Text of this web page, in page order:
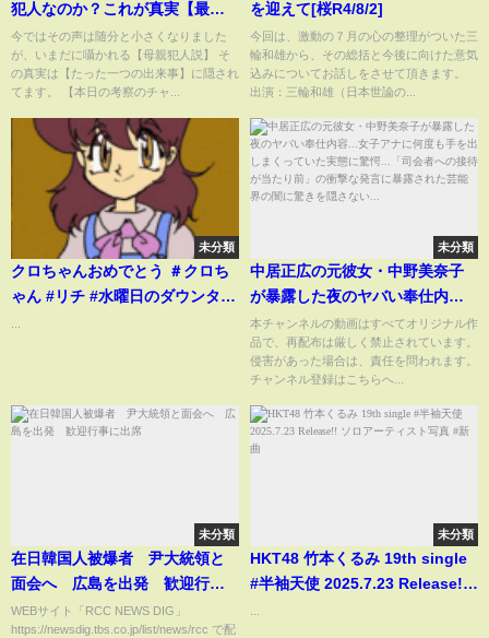
犯人なのか？これが真実【最終
結論】山梨県道志村キャンプ場
女児失踪事件・未解決
今ではその声は随分と小さくなりました
が、いまだに囁かれる【母親犯人説】 そ
の真実は【たった一つの出来事】に隠され
てます。 【本日の考察のチャ...
を迎えて[桜R4/8/2]
今回は、激動の７月の心の整理がついた三
輪和雄から、その総括と今後に向けた意気
込みについてお話しをさせて頂きます。
出演：三輪和雄（日本世論の...
未分類
クロちゃんおめでとう ＃クロち
ゃん #リチ #水曜日のダウンタウ
未分類
中居正広の元彼女・中野美奈子
が暴露した夜のヤバい奉仕内容...
女子アナに何度も手を出しまく
っていた実態に驚愕...「司会者へ
の接待が当たり前」の衝撃な発
きを隠さない...
本チャンネルの動画はすべてオリジナル作
品で、再配布は厳しく禁止されています。
侵害があった場合は、責任を問われます。
チャンネル登録はこちらへ...
未分類
在日韓国人被爆者 尹大統領と
面会へ 広島を出発 歓迎行事
に出席
WEBサイト「RCC NEWS DIG」
https://newsdig.tbs.co.jp/list/news/rcc で配
未分類
HKT48 竹本くるみ 19th single
#半袖天使 2025.7.23 Release!!